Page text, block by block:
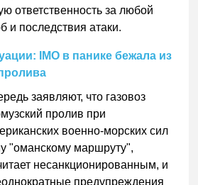
ответственность за любой
и последствия атаки.
IMO в панике бежала из
заявляют, что газовоз
пролив при
военно-морских сил
"оманскому маршруту",
несанкционированным, и
предупреждения